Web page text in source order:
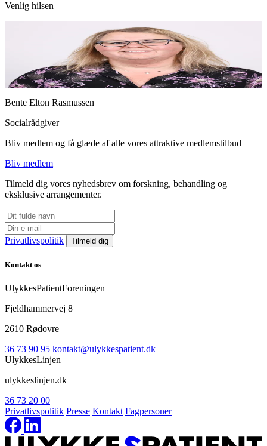
Venlig hilsen
Bente Elton Rasmussen
Socialrådgiver
Bliv medlem og få glæde af alle vores attraktive medlemstilbud
Bliv medlem
Tilmeld dig vores nyhedsbrev om forskning, behandling og
eksklusive arrangementer.
Privatlivspolitik
Kontakt os
UlykkesPatientForeningen
Fjeldhammervej 8
2610 Rødovre
36 73 90 95 kontakt@ulykkespatient.dk
UlykkesLinjen
ulykkeslinjen.dk
36 73 20 00
Privatlivspolitik Presse Kontakt Fagpersoner